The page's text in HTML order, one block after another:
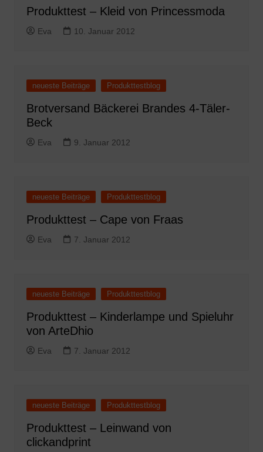
Produkttest – Kleid von Princessmoda
Eva 10. Januar 2012
neueste Beiträge Produkttestblog
Brotversand Bäckerei Brandes 4-Täler-
Beck
Eva 9. Januar 2012
neueste Beiträge Produkttestblog
Produkttest – Cape von Fraas
Eva 7. Januar 2012
neueste Beiträge Produkttestblog
Produkttest – Kinderlampe und Spieluhr
von ArteDhio
Eva 7. Januar 2012
neueste Beiträge Produkttestblog
Produkttest – Leinwand von
clickandprint